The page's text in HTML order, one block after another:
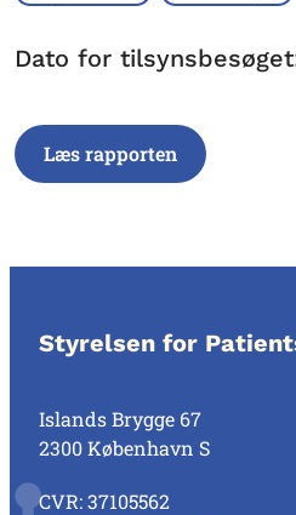
Dato for
Læs rapporten
Styrelsen for
Islands Brygge 67
2300 København S
CVR: 37105562